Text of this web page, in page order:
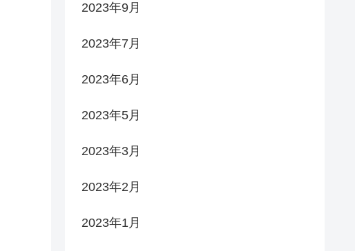
2023年9月
2023年7月
2023年6月
2023年5月
2023年3月
2023年2月
2023年1月